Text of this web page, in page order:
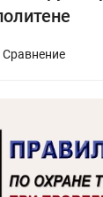
Сравнение